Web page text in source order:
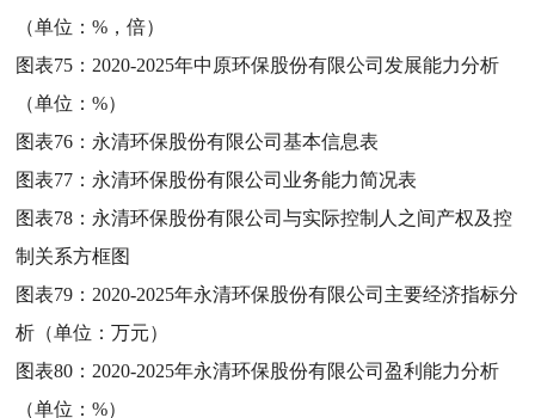
（单位：%，倍）
图表75： 2020-2025年中原环保股份有限公司发展能力分析
（单位：%）
图表76： 永清环保股份有限公司基本信息表
图表77： 永清环保股份有限公司业务能力简况表
图表78： 永清环保股份有限公司与实际控制人之间产权及控
制关系方框图
图表79： 2020-2025年永清环保股份有限公司主要经济指标分
析（单位：万元）
图表80： 2020-2025年永清环保股份有限公司盈利能力分析
（单位：%）